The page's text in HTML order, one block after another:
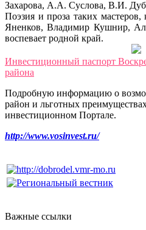
Захарова, А.А. Суслова, В.И.
Поэзия и проза таких
Яненков, Владимир Кушнир,
воспевает родной край.
Инвестиционный паспорт
района
Подробную информацию о
район и льготных
инвестиционном Портале.
http://www.vosinvest.ru/
Важные ссылки